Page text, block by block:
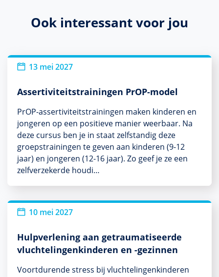
Ook interessant voor jou
13 mei 2027
Assertiviteitstrainingen PrOP-model
PrOP-assertiviteitstrainingen maken kinderen en
jongeren op een positieve manier weerbaar. Na
deze cursus ben je in staat zelfstandig deze
groepstrainingen te geven aan kinderen (9-12
jaar) en jongeren (12-16 jaar). Zo geef je ze een
zelfverzekerde houdi…
10 mei 2027
Hulpverlening aan getraumatiseerde
vluchtelingenkinderen en -gezinnen
Voortdurende stress bij vluchtelingenkinderen